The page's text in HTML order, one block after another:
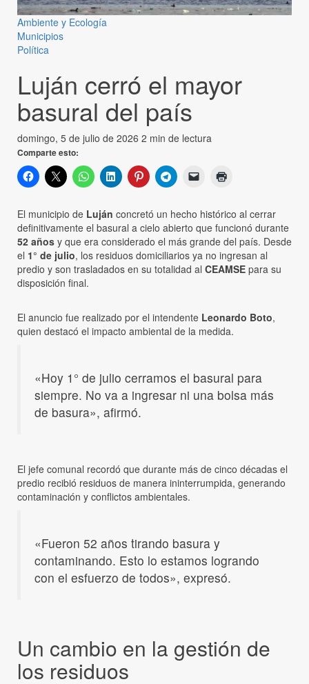
Ambiente y Ecología
Municipios
Política
Luján cerró el mayor
basural del país
domingo, 5 de julio de 2026 2 min de lectura
Comparte esto:
El municipio de Luján concretó un hecho histórico al cerrar
definitivamente el basural a cielo abierto que funcionó durante
52 años y que era considerado el más grande del país. Desde
el 1° de julio, los residuos domiciliarios ya no ingresan al
predio y son trasladados en su totalidad al CEAMSE para su
disposición final.
El anuncio fue realizado por el intendente Leonardo Boto,
quien destacó el impacto ambiental de la medida.
«Hoy 1° de julio cerramos el basural para
siempre. No va a ingresar ni una bolsa más
de basura», afirmó.
El jefe comunal recordó que durante más de cinco décadas el
predio recibió residuos de manera ininterrumpida, generando
contaminación y conflictos ambientales.
«Fueron 52 años tirando basura y
contaminando. Esto lo estamos logrando
con el esfuerzo de todos», expresó.
Un cambio en la gestión de
los residuos